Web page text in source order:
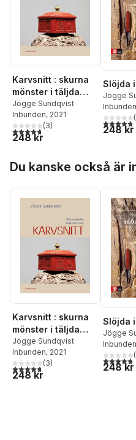
Karvsnitt : skurna
mönster i täljda
föremål
Jögge Sundqvist
Inbunden, 2021
4,7utav 5 stjärnor. Totalt antal
(3)
248 kr
Slöjda
Jögge
Inbunden
4,8utav (
248 kr
Du kanske också är
Karvsnitt : skurna
mönster i täljda
föremål
Jögge Sundqvist
Inbunden, 2021
4,7utav 5 stjärnor. Totalt antal
(3)
248 kr
Slöjda
Jögge
Inbunden
4,8utav (
248 kr